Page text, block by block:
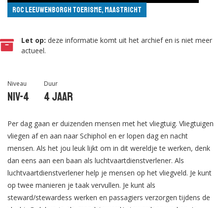
ROC Leeuwenborgh Toerisme, Maastricht
Let op: deze informatie komt uit het archief en is niet meer
actueel.
Niveau
Niv-4
Duur
4 jaar
Per dag gaan er duizenden mensen met het vliegtuig. Vliegtuigen
vliegen af en aan naar Schiphol en er lopen dag en nacht
mensen. Als het jou leuk lijkt om in dit wereldje te werken, denk
dan eens aan een baan als luchtvaartdienstverlener. Als
luchtvaartdienstverlener help je mensen op het vliegveld. Je kunt
op twee manieren je taak vervullen. Je kunt als
steward/stewardess werken en passagiers verzorgen tijdens de